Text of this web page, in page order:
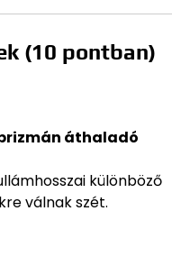
(10 pontban)
áthaladó
különböző
válnak szét.